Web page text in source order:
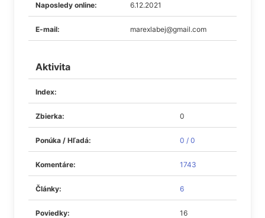
Naposledy online: 6.12.2021
E-mail: marexlabej@gmail.com
Aktivita
Index:
Zbierka: 0
Ponúka / Hľadá: 0 / 0
Komentáre: 1743
Články: 6
Poviedky: 16